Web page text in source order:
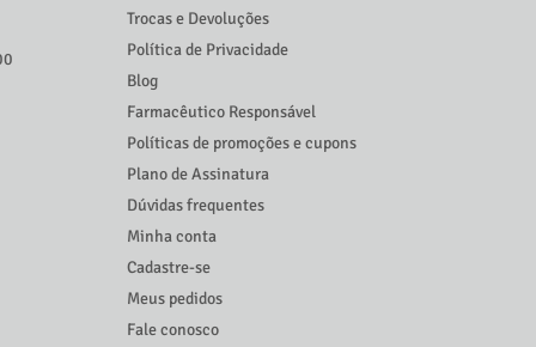
Trocas e Devoluções
Política de Privacidade
Blog
Farmacêutico Responsável
Políticas de promoções e cupons
Plano de Assinatura
Dúvidas frequentes
Minha conta
Cadastre-se
Meus pedidos
Fale conosco